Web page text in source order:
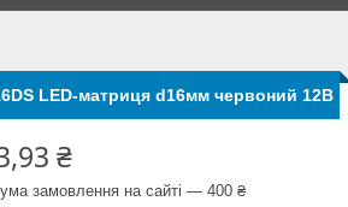
LED-матриця d16мм червоний 12В
₴
замовлення на сайті — 400 ₴